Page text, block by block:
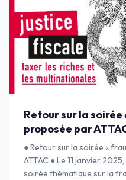
Retour sur la
proposée par
● Retour sur la soirée «
ATTAC ● Le 11 janvier
soirée thématique sur la